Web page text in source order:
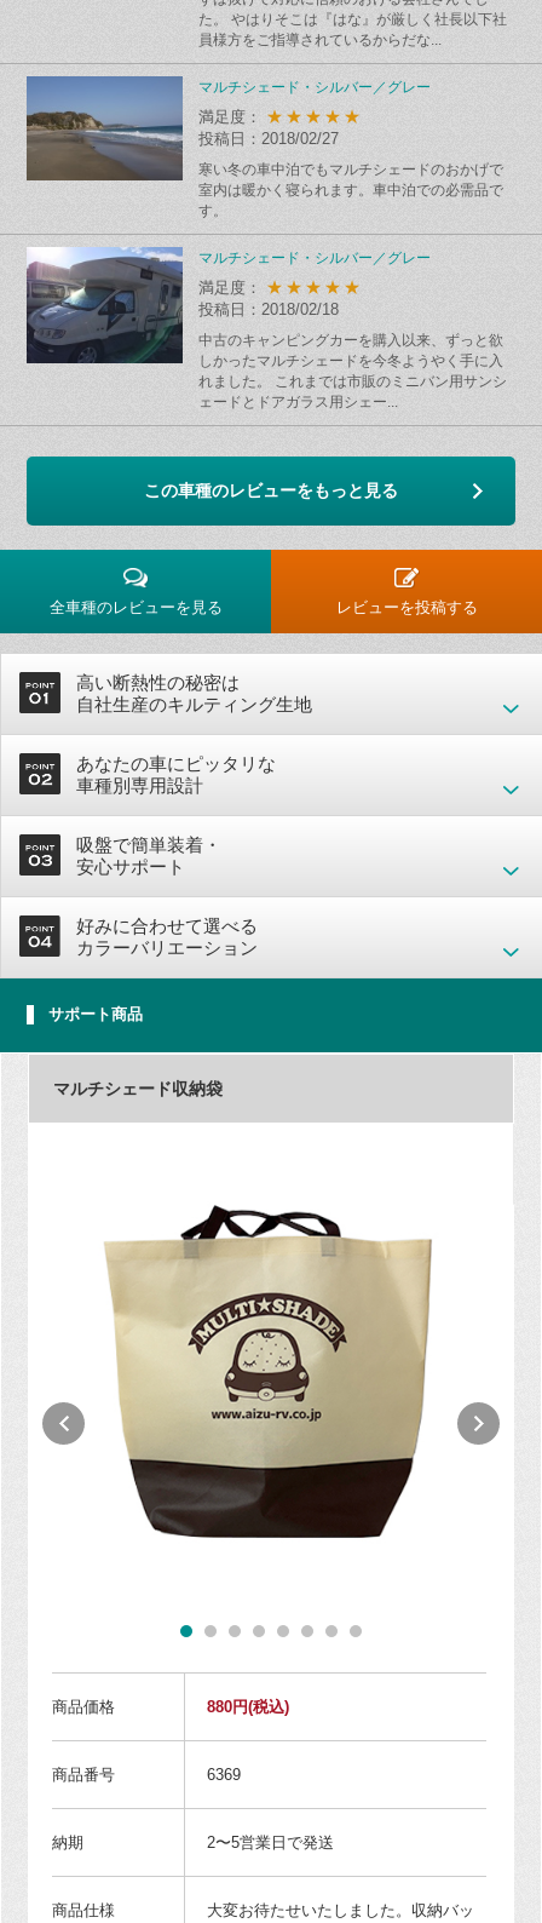
た。 やはりそこは『はな』が厳しく社長以下社
員様方をご指導されているからだな...
マルチシェード・シルバー／グレー
満足度： ★★★★★
投稿日：2018/02/27
寒い冬の車中泊でもマルチシェードのおかげで
室内は暖かく寝られます。車中泊での必需品で
す。
マルチシェード・シルバー／グレー
満足度： ★★★★★
投稿日：2018/02/18
中古のキャンピングカーを購入以来、ずっと欲
しかったマルチシェードを今冬ようやく手に入
れました。 これまでは市販のミニバン用サンシ
ェードとドアガラス用シェー...
この車種のレビューをもっと見る
全車種のレビューを見る レビューを投稿する
高い断熱性の秘密は
自社生産のキルティング生地
あなたの車にピッタリな
車種別専用設計
吸盤で簡単装着・
安心サポート
好みに合わせて選べる
カラーバリエーション
サポート商品
マルチシェード収納袋
商品価格 880円(税込)
商品番号 6369
納期 2〜5営業日で発送
商品仕様
大変お待たせいたしました。収納バッ